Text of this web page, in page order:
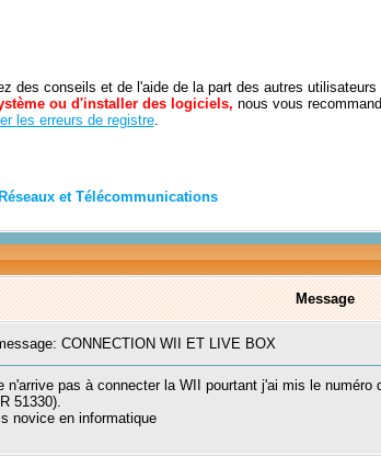
des conseils et de l'aide de la part des autres utilisateurs
ou d'installer des logiciels, nous vous
les erreurs de registre.
Réseaux et Télécommunications
Message
CONNECTION WII ET LIVE BOX
pas à connecter la WII pourtant j'ai mis le
51330).
novice en informatique